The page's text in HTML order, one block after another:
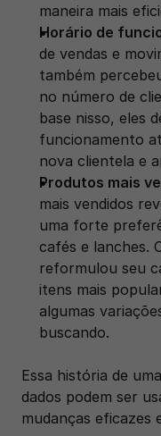
maneira mais
Horário de
de vendas e
também
no número de
base nisso, eles
funcionamento
nova clientela e
Produtos mais
mais vendidos
uma forte
cafés e lanches.
reformulou seu
itens mais
algumas
buscando.
Essa história de
dados podem ser
mudanças eficazes